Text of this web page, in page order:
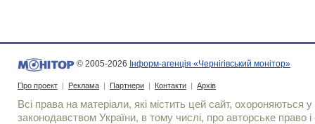
© 2005-2026 Інформ-агенція «Чернігівський монітор»
Про проект | Реклама | Партнери | Контакти | Архів
Всі права на матеріали, які містить цей сайт, охороняються у
законодавством України, в тому числі, про авторське право і